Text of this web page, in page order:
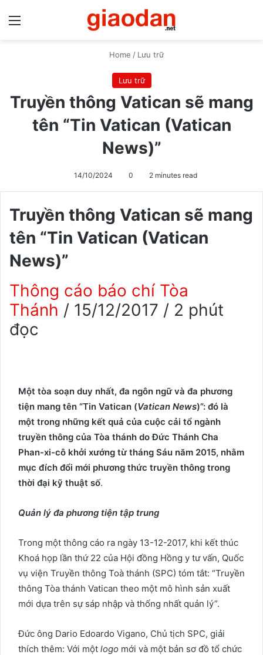
Home / Lưu trữ
Lưu trữ
Truyền thông Vatican sẽ mang
tên “Tin Vatican (Vatican
News)”
14/10/2024 0 2 minutes read
Truyền thông Vatican sẽ mang
tên “Tin Vatican (Vatican
News)”
Thông cáo báo chí Tòa
Thánh / 15/12/2017 / 2 phút
đọc
Một tòa soạn duy nhất, đa ngôn ngữ và đa phương
tiện mang tên “Tin Vatican (Vatican News)”: đó là
một trong những kết quả của cuộc cải tổ ngành
truyền thông của Tòa thánh do Đức Thánh Cha
Phan-xi-cô khởi xướng từ tháng Sáu năm 2015, nhằm
mục đích đổi mới phương thức truyền thông trong
thời đại kỹ thuật số.
Quản lý đa phương tiện tập trung
Trong một thông cáo ra ngày 13-12-2017, khi kết thúc
Khoá họp lần thứ 22 của Hội đồng Hồng y tư vấn, Quốc
vụ viện Truyền thông Toà thánh (SPC) tóm tắt: “Truyền
thông Tòa thánh Vatican theo một mô hình sản xuất
mới dựa trên sự sáp nhập và thống nhất quản lý”.
Đức ông Dario Edoardo Vigano, Chủ tịch SPC, giải
thích thêm: Với một logo mới và một bản sơ đồ tổ chức